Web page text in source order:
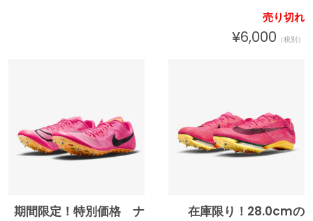
nike トラックアンドフ
ィールド ディスタンス
は行っておりません
売り切れ
¥6,000 （税別）
期間限定！特別価格 ナ
在庫限り！28.0cmの